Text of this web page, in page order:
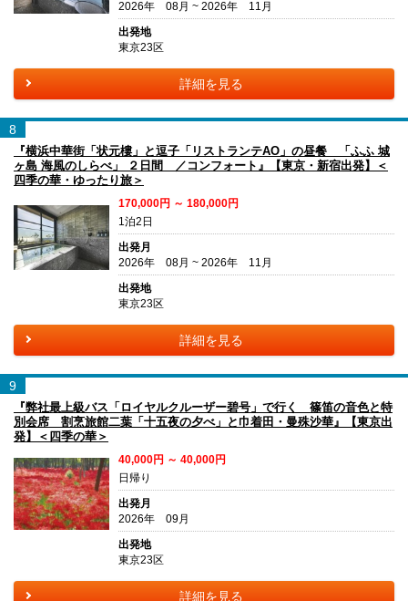
2026年 08月 ~ 2026年 11月
出発地
東京23区
詳細を見る
8
『横浜中華街「状元樓」と逗子「リストランテAO」の昼餐 「ふふ 城
ヶ島 海風のしらべ」 ２日間 ／コンフォート』【東京・新宿出発】＜
四季の華・ゆったり旅＞
170,000円 ～ 180,000円
1泊2日
出発月
2026年 08月 ~ 2026年 11月
出発地
東京23区
詳細を見る
9
『弊社最上級バス「ロイヤルクルーザー碧号」で行く 篠笛の音色と特
別会席 割烹旅館二葉「十五夜の夕べ」と巾着田・曼殊沙華』【東京出
発】＜四季の華＞
40,000円 ～ 40,000円
日帰り
出発月
2026年 09月
出発地
東京23区
詳細を見る